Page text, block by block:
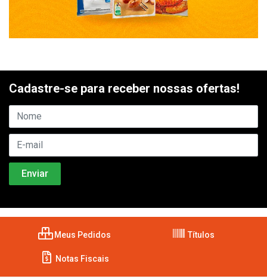
Cadastre-se para receber nossas ofertas!
Meus Pedidos Títulos
Notas Fiscais